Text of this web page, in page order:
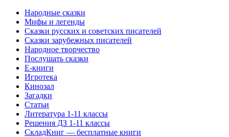
Народные сказки
Мифы и легенды
Сказки русских и советских писателей
Сказки зарубежных писателей
Народное творчество
Послушать сказки
Е-книги
Игротека
Кинозал
Загадки
Статьи
Литература 1-11 классы
Решения ДЗ 1-11 классы
СкладКниг — бесплатные книги